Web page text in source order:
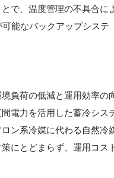
で、温度管理の不具合に
能なバックアップシステ
負荷の低減と運用効率の
電力を活用した蓄冷シス
ン系冷媒に代わる自然冷
にとどまらず、運用コス